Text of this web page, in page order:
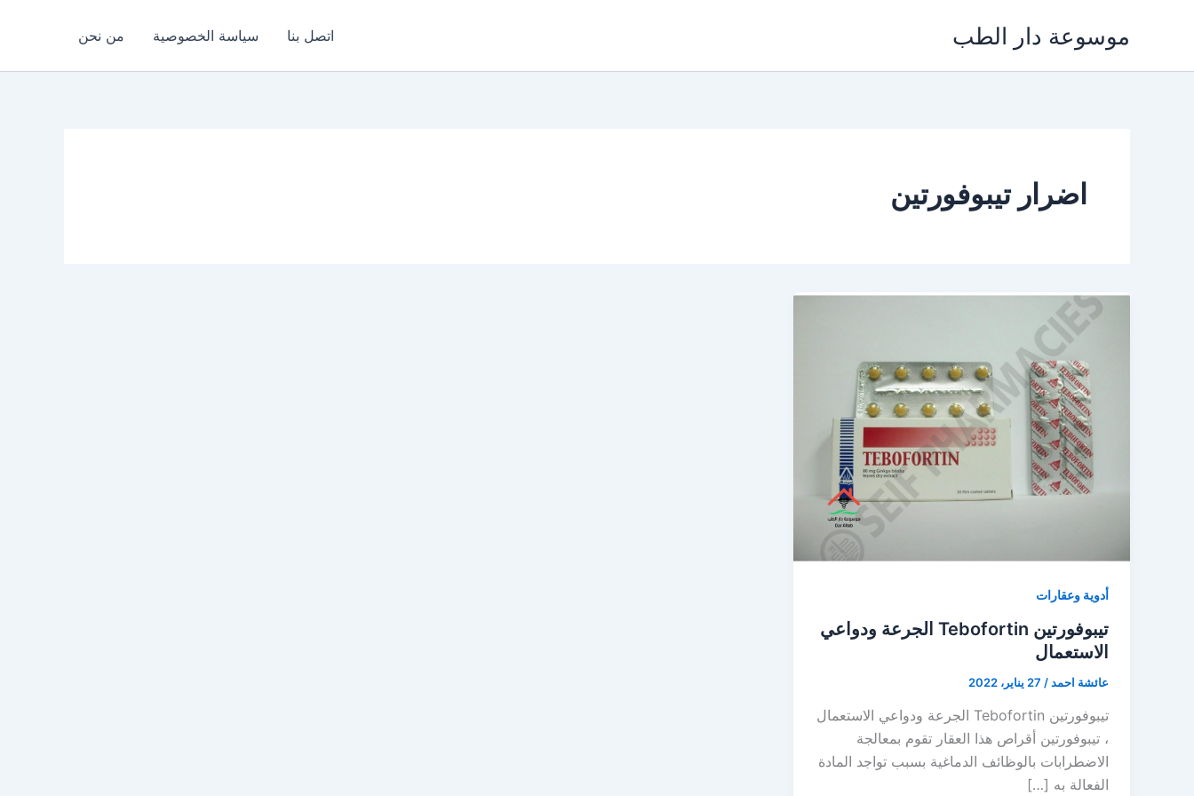
موسوعة دار الطب اتصل بنا سياسة الخصوصية من نحن
اضرار تيبوفورتين
أدوية وعقارات
تيبوفورتين Tebofortin الجرعة ودواعي
الاستعمال
عائشة احمد/ 27 يناير، 2022
تيبوفورتين Tebofortin الجرعة ودواعي الاستعمال
، تيبوفورتين أقراص هذا العقار تقوم بمعالجة
الاضطرابات بالوظائف الدماغية بسبب تواجد المادة
الفعالة به […]